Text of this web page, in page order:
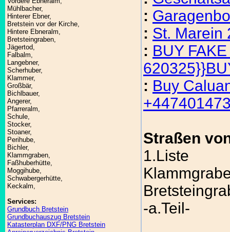
Mühlbacher,
Hinterer Ebner,
Bretstein vor der Kirche,
Hintere Ebneralm,
Bretsteingraben,
Jägertod,
Falbalm,
Langebner,
Scherhuber,
Klammer,
Großbär,
Bichlbauer,
Angerer,
Pfarreralm,
Schule,
Stocker,
Stoaner,
Perihube,
Bichler,
Klammgraben,
Faßhuberhütte,
Moggihube,
Schwabergerhütte,
Keckalm,
Services:
Grundbuch Bretstein
Grundbuchauszug Bretstein
Katasterplan DXF/PNG Bretstein
:
: St. Marein
: BUY
: Buy
Straßen
1.Liste
-a.Teil-